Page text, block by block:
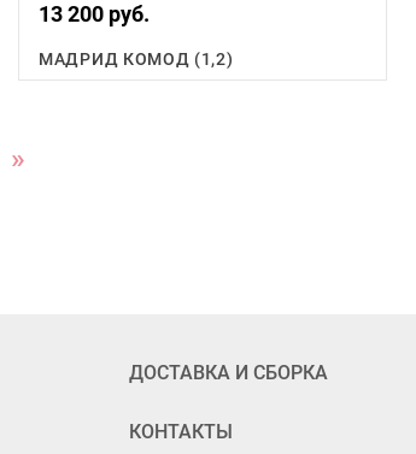
13 200 руб.
МАДРИД КОМОД (1,2)
»
ДОСТАВКА И СБОРКА
КОНТАКТЫ